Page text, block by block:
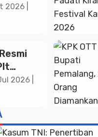
2026 |
2026 |